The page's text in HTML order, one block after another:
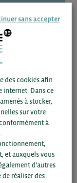
sans accepter
des cookies afin
internet. Dans ce
à stocker,
sur votre
à
et auxquels vous
d’autres
réaliser des